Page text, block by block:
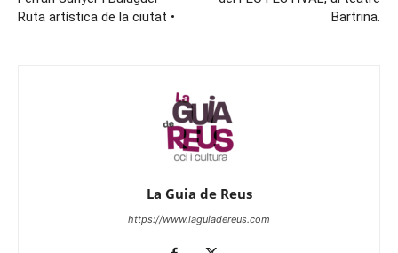
Ruta artística de la ciutat •
Bartrina.
La Guia de Reus
https://www.laguiadereus.com